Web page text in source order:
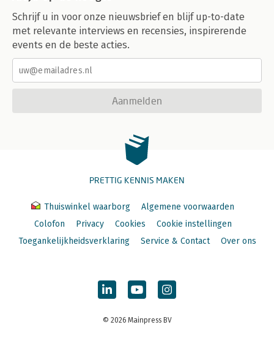
Schrijf u in voor onze nieuwsbrief en blijf up-to-date
met relevante interviews en recensies, inspirerende
events en de beste acties.
Aanmelden
PRETTIG KENNIS MAKEN
Thuiswinkel waarborg
Algemene voorwaarden
Colofon
Privacy Cookies
Cookie instellingen
Toegankelijkheidsverklaring
Service & Contact Over ons
© 2026 Mainpress BV